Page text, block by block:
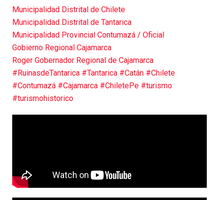
Municipalidad Distrital de Chilete
Municipalidad Distrital de Tantarica
Municipalidad Provincial Contumazá / Oficial
Gobierno Regional Cajamarca
Roger Gobernador Regional de Cajamarca
#RuinasdeTantarica #Tantarica #Catán #Chilete
#Contumazá #Cajamarca #ChiletePe #turismo
#turismohistorico